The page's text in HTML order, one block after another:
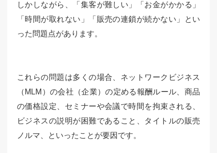
しかしながら、「集客が難しい」「お金がかかる」
「時間が取れない」「販売の連鎖が続かない」とい
った問題点があります。
これらの問題は多くの場合、ネットワークビジネス
（MLM）の会社（企業）の定める報酬ルール、商品
の価格設定、セミナーや会議で時間を拘束される、
ビジネスの説明が困難であること、タイトルの販売
ノルマ、といったことが要因です。